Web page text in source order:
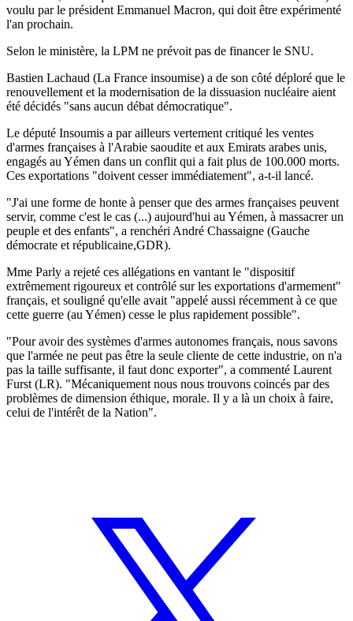
voulu par le président Emmanuel Macron, qui doit être expérimenté
l'an prochain.
Selon le ministère, la LPM ne prévoit pas de financer le SNU.
Bastien Lachaud (La France insoumise) a de son côté déploré que le
renouvellement et la modernisation de la dissuasion nucléaire aient
été décidés "sans aucun débat démocratique".
Le député Insoumis a par ailleurs vertement critiqué les ventes
d'armes françaises à l'Arabie saoudite et aux Emirats arabes unis,
engagés au Yémen dans un conflit qui a fait plus de 100.000 morts.
Ces exportations "doivent cesser immédiatement", a-t-il lancé.
"J'ai une forme de honte à penser que des armes françaises peuvent
servir, comme c'est le cas (...) aujourd'hui au Yémen, à massacrer un
peuple et des enfants", a renchéri André Chassaigne (Gauche
démocrate et républicaine,GDR).
Mme Parly a rejeté ces allégations en vantant le "dispositif
extrêmement rigoureux et contrôlé sur les exportations d'armement"
français, et souligné qu'elle avait "appelé aussi récemment à ce que
cette guerre (au Yémen) cesse le plus rapidement possible".
"Pour avoir des systèmes d'armes autonomes français, nous savons
que l'armée ne peut pas être la seule cliente de cette industrie, on n'a
pas la taille suffisante, il faut donc exporter", a commenté Laurent
Furst (LR). "Mécaniquement nous nous trouvons coincés par des
problèmes de dimension éthique, morale. Il y a là un choix à faire,
celui de l'intérêt de la Nation".